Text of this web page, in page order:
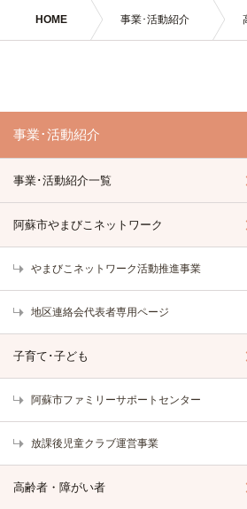
HOME 事業･活動紹介
事業･活動紹介
事業･活動紹介一覧
阿蘇市やまびこネットワーク
やまびこネットワーク活動推進事業
地区連絡会代表者専用ページ
子育て･子ども
阿蘇市ファミリーサポートセンター
放課後児童クラブ運営事業
高齢者・障がい者